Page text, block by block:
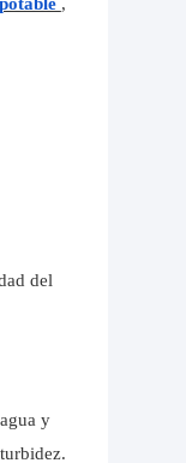
,
del
y